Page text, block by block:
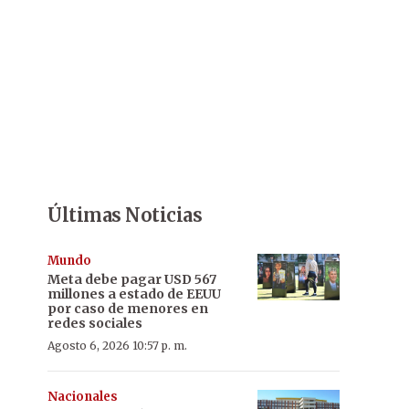
Últimas Noticias
Mundo
Meta debe pagar USD 567
millones a estado de EEUU
por caso de menores en
redes sociales
Agosto 6, 2026 10:57 p. m.
Nacionales